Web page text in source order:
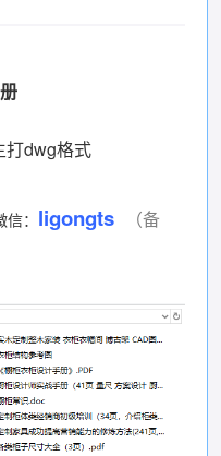
打dwg格式
： ligongts
（备